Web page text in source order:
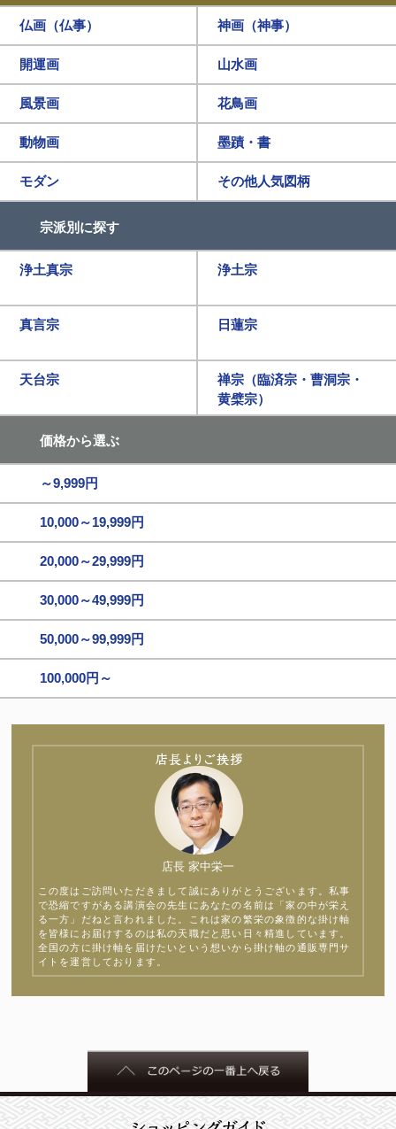
仏画（仏事） 神画（神事）
開運画 山水画
風景画 花鳥画
動物画 墨蹟・書
モダン その他人気図柄
宗派別に探す
浄土真宗 浄土宗
真言宗 日蓮宗
天台宗
禅宗（臨済宗・曹洞宗・
黄檗宗）
価格から選ぶ
～9,999円
10,000～19,999円
20,000～29,999円
30,000～49,999円
50,000～99,999円
100,000円～
店長 家中栄一
この度はご訪問いただきまして誠にありがとうございます。私事
で恐縮ですがある講演会の先生にあなたの名前は「家の中が栄え
る一方」だねと言われました。これは家の繁栄の象徴的な掛け軸
を皆様にお届けするのは私の天職だと思い日々精進しています。
全国の方に掛け軸を届けたいという想いから掛け軸の通販専門サ
イトを運営しております。